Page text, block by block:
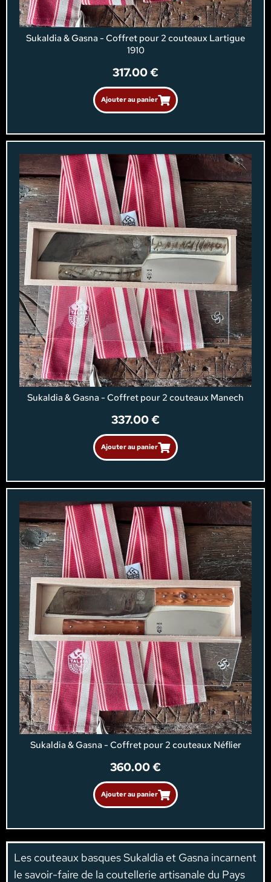
Sukaldia & Gasna - Coffret pour 2 couteaux Lartigue
1910
317.00€
Ajouter au panier
Sukaldia & Gasna - Coffret pour 2 couteaux Manech
337.00€
Ajouter au panier
Sukaldia & Gasna - Coffret pour 2 couteaux Néflier
360.00€
Ajouter au panier
Les couteaux basques Sukaldia et Gasna incarnent
le savoir-faire de la coutellerie artisanale du Pays